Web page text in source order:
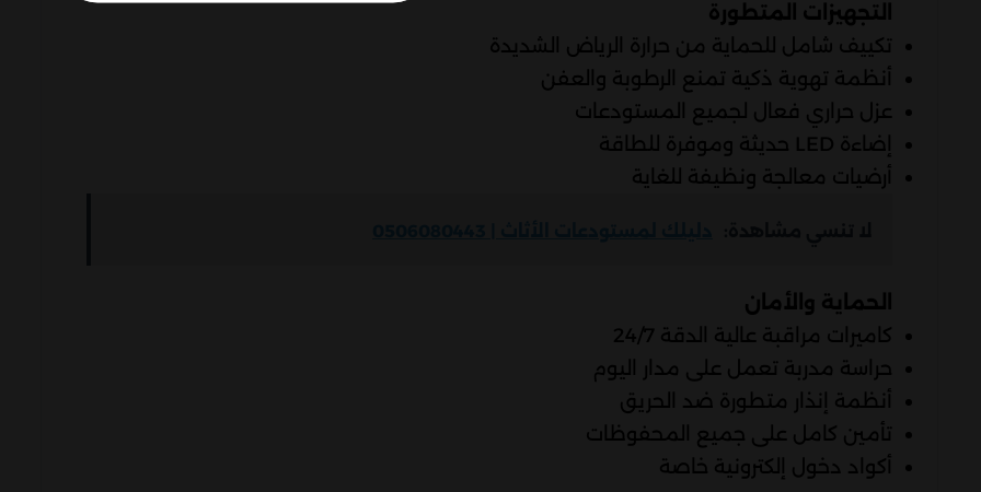
التجهيزات المتطورة
تكييف شامل للحماية من حرارة الرياض الشديدة
أنظمة تهوية ذكية تمنع الرطوبة والعفن
عزل حراري فعال لجميع المستودعات
إضاءة LED حديثة وموفرة للطاقة
أرضيات معالجة ونظيفة للغاية
الحماية والأمان
كاميرات مراقبة عالية الدقة 24/7
حراسة مدربة تعمل على مدار اليوم
أنظمة إنذار متطورة ضد الحريق
تأمين كامل على جميع المحفوظات
أكواد دخول إلكترونية خاصة